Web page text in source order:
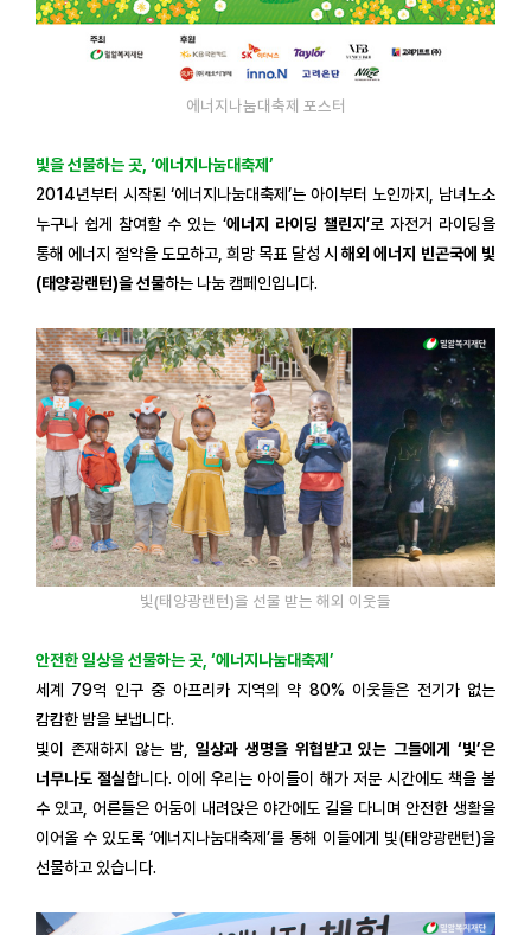
에너지나눔대축제 포스터
빛을 선물하는 곳, ‘에너지나눔대축제’
2014년부터 시작된 ‘에너지나눔대축제’는 아이부터 노인까지, 남녀노소
누구나 쉽게 참여할 수 있는 ‘에너지 라이딩 챌린지’로 자전거 라이딩을
통해 에너지 절약을 도모하고, 희망 목표 달성 시해외 에너지 빈곤국에 빛
(태양광랜턴)을 선물하는 나눔 캠페인입니다.
빛(태양광랜턴)을 선물 받는 해외 이웃들
안전한 일상을 선물하는 곳, ‘에너지나눔대축제’
세계 79억 인구 중 아프리카 지역의 약 80% 이웃들은 전기가 없는
캄캄한 밤을 보냅니다.
빛이 존재하지 않는 밤,일상과 생명을 위협받고 있는 그들에게 ‘빛’은
너무나도 절실합니다. 이에 우리는 아이들이 해가 저문 시간에도 책을 볼
수 있고, 어른들은 어둠이 내려앉은 야간에도 길을 다니며 안전한 생활을
이어올 수 있도록 ‘에너지나눔대축제’를 통해 이들에게 빛(태양광랜턴)을
선물하고 있습니다.